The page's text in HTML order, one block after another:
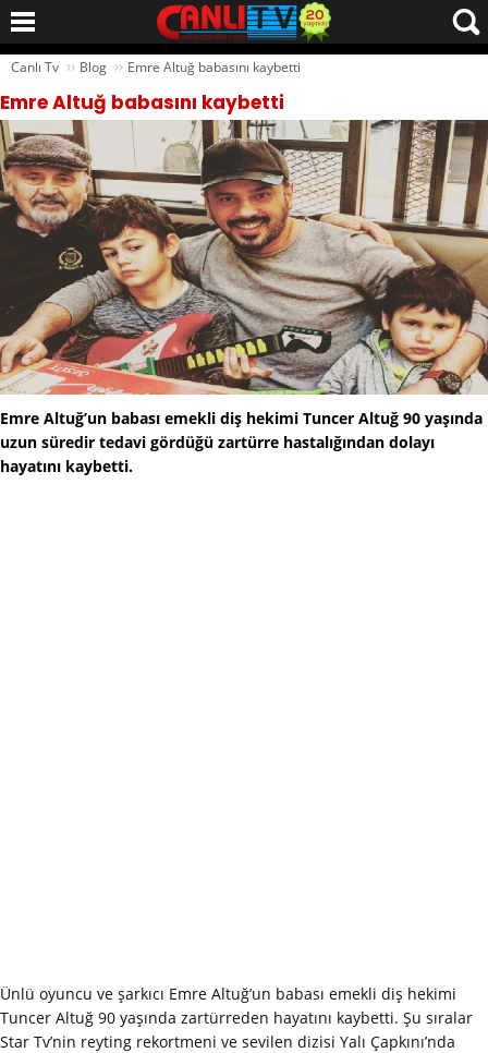
Canlı Tv ›› Blog ›› Emre Altuğ babasını kaybetti
Emre Altuğ babasını kaybetti
Emre Altuğ’un babası emekli diş hekimi Tuncer Altuğ 90 yaşında
uzun süredir tedavi gördüğü zartürre hastalığından dolayı
hayatını kaybetti.
Ünlü oyuncu ve şarkıcı Emre Altuğ’un babası emekli diş hekimi
Tuncer Altuğ 90 yaşında zartürreden hayatını kaybetti. Şu sıralar
Star Tv’nin reyting rekortmeni ve sevilen dizisi Yalı Çapkını’nda